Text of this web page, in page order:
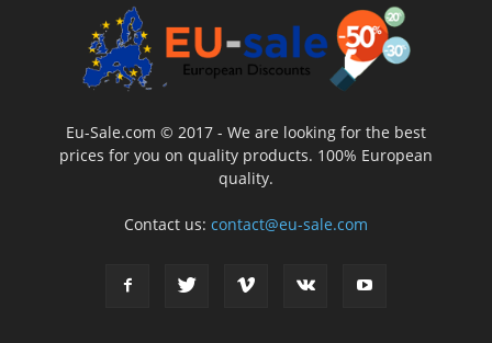
Eu-Sale.com © 2017 - We are looking for the best
prices for you on quality products. 100% European
quality.
Contact us: contact@eu-sale.com